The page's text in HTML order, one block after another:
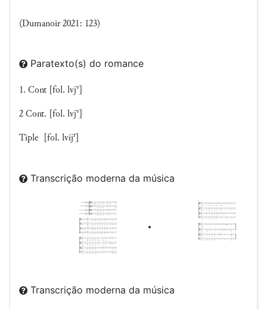
(Dumanoir 2021: 123)
Paratexto(s) do romance
1. Cont [fol. lvjv
2 Cont. [fol. lvjv
Tiple [fol. lvijr
Transcrição moderna da música
Transcrição moderna da música